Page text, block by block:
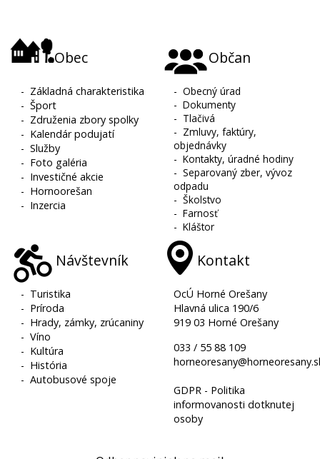
Obec
- Základná charakteristika
-Šport
- Združenia zbory spolky
- Kalendár podujatí
-Služby
- Foto galéria
- Investičné akcie
- Hornoorešan
- Inzercia
Občan
-Obecný úrad
-Dokumenty
- Tlačivá
- Zmluvy, faktúry,
objednávky
-Kontakty, úradné hodiny
-Separovaný zber, vývoz
odpadu
-Školstvo
-Farnosť
-Kláštor
Návštevník
- Turistika
- Príroda
- Hrady, zámky, zrúcaniny
-Víno
- Kultúra
- História
-Autobusové spoje
Kontakt
OcÚ Horné Orešany
Hlavná ulica 190/6
919 03 Horné Orešany
033 / 55 88 109
GDPR - Politika
informovanosti dotknutej
osoby